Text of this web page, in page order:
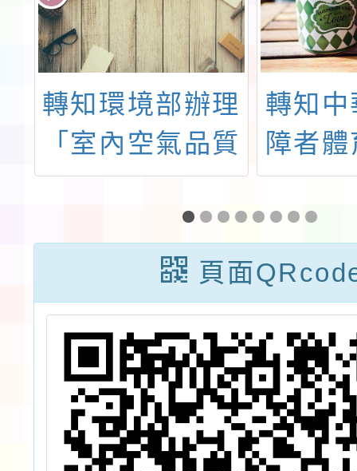
轉知環境部辦理
「室內空氣品質
自主管理標章非
公告優良場所觀
摩分享座談會」
議程1份，請查
照。
轉知
障者
會辦
特殊
級、C
度研
頁面